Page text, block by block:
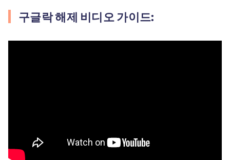
구글락 해제 비디오 가이드: